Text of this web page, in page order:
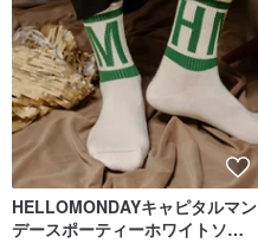
HELLOMONDAYキャピタルマン
デースポーティーホワイトソッ